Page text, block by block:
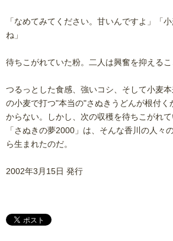
「なめてみてください。甘いんですよ」「
ね」
待ちこがれていた粉。二人は興奮を抑えるこ
つるっとした食感、強いコシ、そして小麦
の小麦で打つ"本当の"さぬきうどんが根付く
からない。しかし、次の収穫を待ちこがれて
「さぬきの夢2000」は、そんな香川の人々
ら生まれたのだ。
2002年3月15日 発行